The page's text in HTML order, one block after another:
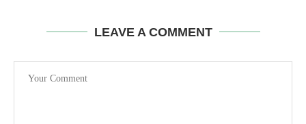
LEAVE A COMMENT